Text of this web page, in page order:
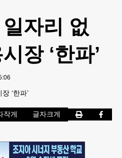
자리 없
장 ‘한파’
‘한파’
작게 글자크게